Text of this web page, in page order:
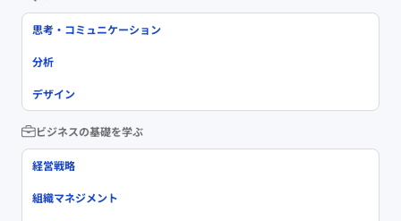
思考・コミュニケーション
分析
デザイン
ビジネスの基礎を学ぶ
経営戦略
組織マネジメント